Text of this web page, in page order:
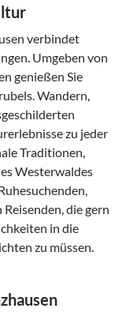
verbindet
Umgeben von
genießen Sie
Wandern,
zu jeder
Traditionen,
Westerwaldes
die gern
in die
zu müssen.